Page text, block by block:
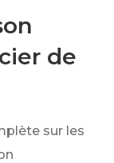
de
sur les